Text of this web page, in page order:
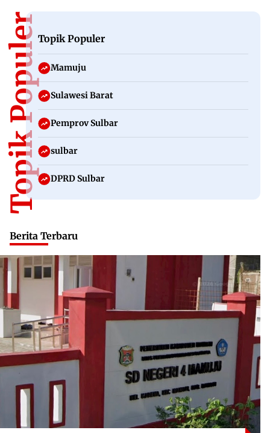
Topik PopulerTopik Populer
Mamuju
Sulawesi Barat
Pemprov Sulbar
sulbar
DPRD Sulbar
Berita Terbaru